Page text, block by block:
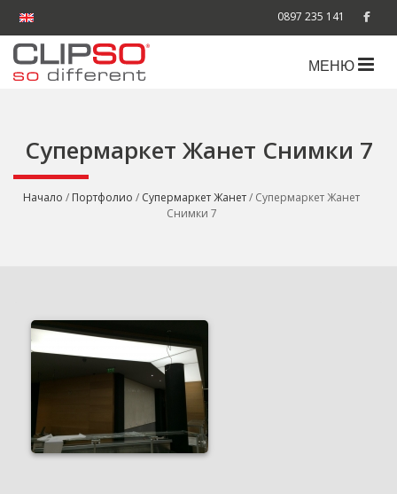
0897 235 141
МЕНЮ
Супермаркет Жанет Снимки 7
Начало / Портфолио / Супермаркет Жанет/ Супермаркет Жанет
Снимки 7